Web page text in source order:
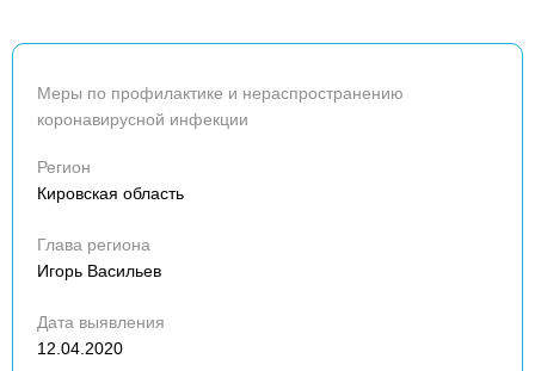
Меры по профилактике и нераспространению
коронавирусной инфекции
Регион
Кировская область
Глава региона
Игорь Васильев
Дата выявления
12.04.2020